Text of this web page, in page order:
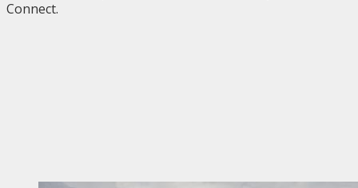
Connect.